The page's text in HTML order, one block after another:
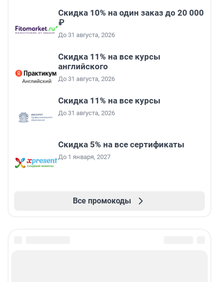
Скидка 10% на один заказ до 20 000
₽
До 31 августа, 2026
Скидка 11% на все курсы
английского
До 31 августа, 2026
Скидка 11% на все курсы
До 31 августа, 2026
Скидка 5% на все сертификаты
До 1 января, 2027
Все промокоды